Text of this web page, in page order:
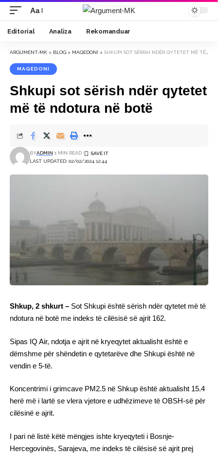
Font
Resizer
Aa
Editorial Analiza Rekomanduar
ARGUMENT-MK > BLOG > MAQEDONI > SHKUPI SOT SËRISH NDËR QYTETET MË TË NDOTURA NË BOTË
MAQEDONI
Shkupi sot sërish ndër qytetet
më të ndotura në botë
LAST UPDATED: 02/02/2024 12:44
BYADMIN 1 MIN READ
Shkup, 2 shkurt – Sot Shkupi është sërish ndër qytetet më të
ndotura në botë me indeks të cilësisë së ajrit 162.
Sipas IQ Air, ndotja e ajrit në kryeqytet aktualisht është e
dëmshme për shëndetin e qytetarëve dhe Shkupi është në
vendin e 5-të.
Koncentrimi i grimcave PM2.5 në Shkup është aktualisht 15.4
herë më i lartë se vlera vjetore e udhëzimeve të OBSH-së për
cilësinë e ajrit.
I pari në listë këtë mëngjes ishte kryeqyteti i Bosnje-
Hercegovinës, Sarajeva, me indeks të cilësisë së ajrit prej